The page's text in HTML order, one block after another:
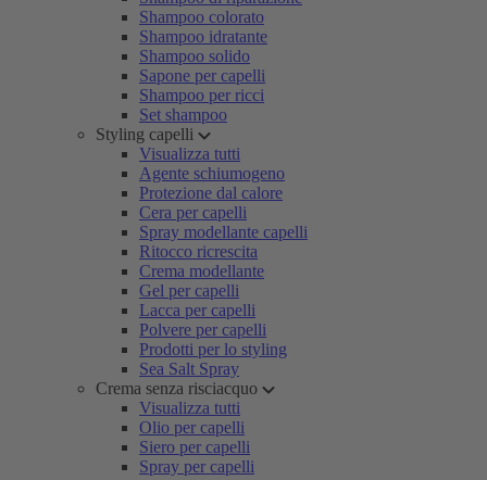
Shampoo colorato
Shampoo idratante
Shampoo solido
Sapone per capelli
Shampoo per ricci
Set shampoo
Styling capelli
Visualizza tutti
Agente schiumogeno
Protezione dal calore
Cera per capelli
Spray modellante capelli
Ritocco ricrescita
Crema modellante
Gel per capelli
Lacca per capelli
Polvere per capelli
Prodotti per lo styling
Sea Salt Spray
Crema senza risciacquo
Visualizza tutti
Olio per capelli
Siero per capelli
Spray per capelli